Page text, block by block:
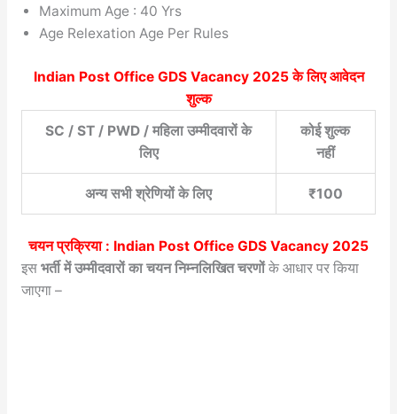
Maximum Age : 40 Yrs
Age Relexation Age Per Rules
Indian Post Office GDS Vacancy 2025 के लिए आवेदन
शुल्क
SC / ST / PWD / महिला उम्मीदवारों के
लिए
कोई शुल्क
नहीं
अन्य सभी श्रेणियों के लिए ₹100
चयन प्रक्रिया : Indian Post Office GDS Vacancy 2025
इस भर्ती में उम्मीदवारों का चयन निम्नलिखित चरणोंके आधार पर किया
जाएगा –